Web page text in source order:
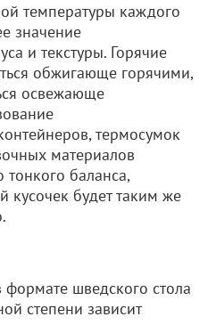
температуры каждого
значение
и текстуры. Горячие
обжигающе горячими,
освежающе
термосумок
материалов
тонкого баланса,
кусочек будет таким же
шведского стола
степени зависит